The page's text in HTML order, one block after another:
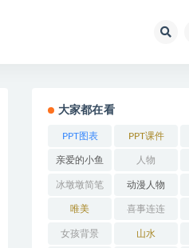
大家都在看
PPT图表 PPT课件
亲爱的小鱼 人物
冰墩墩简笔
画
动漫人物
唯美 喜事连连
女孩背景 山水